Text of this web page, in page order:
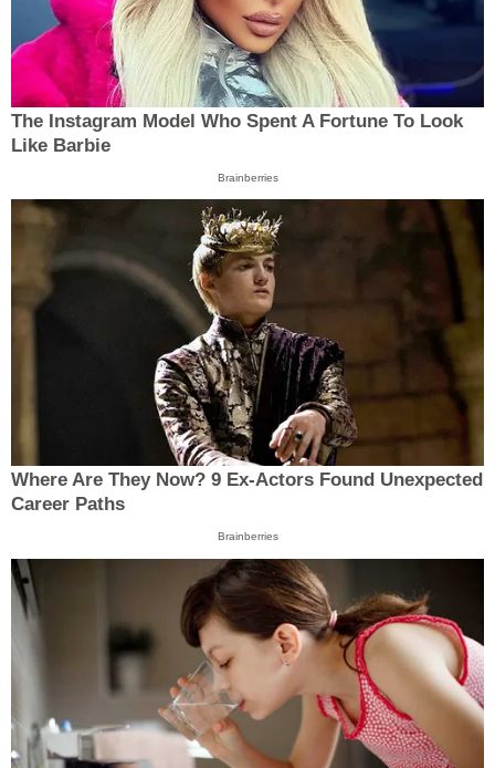
The Instagram Model Who Spent A Fortune To Look
Like Barbie
Brainberries
Where Are They Now? 9 Ex-Actors Found Unexpected
Career Paths
Brainberries